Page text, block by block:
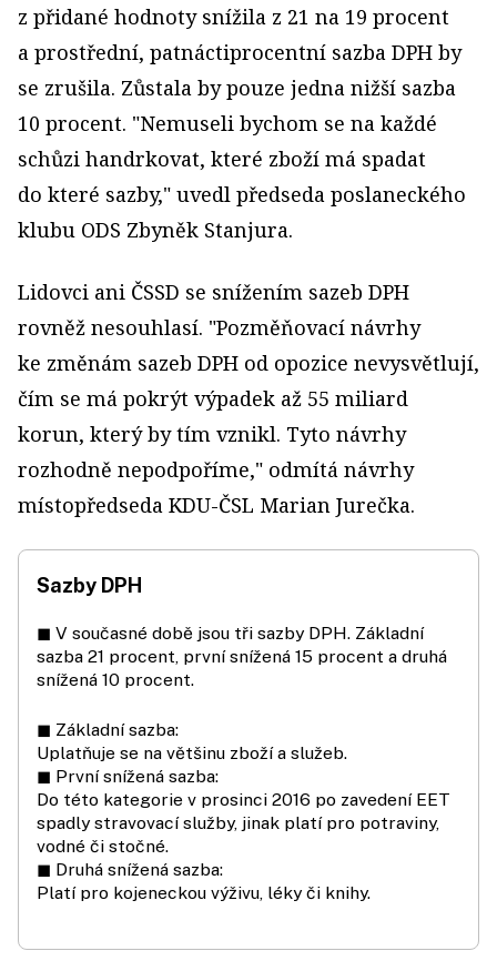
z přidané hodnoty snížila z 21 na 19 procent
a prostřední, patnáctiprocentní sazba DPH by
se zrušila. Zůstala by pouze jedna nižší sazba
10 procent. "Nemuseli bychom se na každé
schůzi handrkovat, které zboží má spadat
do které sazby," uvedl předseda poslaneckého
klubu ODS Zbyněk Stanjura.
Lidovci ani ČSSD se snížením sazeb DPH
rovněž nesouhlasí. "Pozměňovací návrhy
ke změnám sazeb DPH od opozice nevysvětlují,
čím se má pokrýt výpadek až 55 miliard
korun, který by tím vznikl. Tyto návrhy
rozhodně nepodpoříme," odmítá návrhy
místopředseda KDU-ČSL Marian Jurečka.
Sazby DPH
◼ V současné době jsou tři sazby DPH. Základní
sazba 21 procent, první snížená 15 procent a druhá
snížená 10 procent.
◼ Základní sazba:
Uplatňuje se na většinu zboží a služeb.
◼ První snížená sazba:
Do této kategorie v prosinci 2016 po zavedení EET
spadly stravovací služby, jinak platí pro potraviny,
vodné či stočné.
◼ Druhá snížená sazba:
Platí pro kojeneckou výživu, léky či knihy.